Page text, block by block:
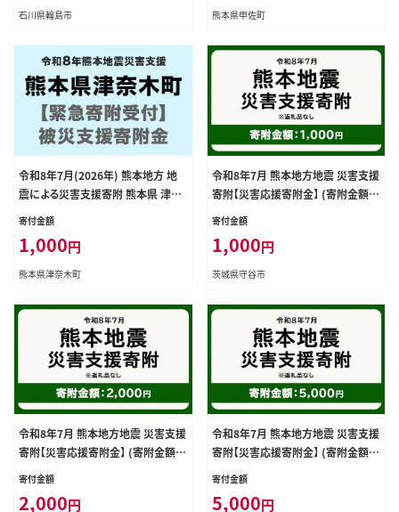
石川県輪島市 熊本県甲佐町
令和8年7月(2026年) 熊本地方 地
震による災害支援寄附 熊本県 津奈
木町（返礼品はありません）---tsuna
gi_sgs_1000_kihu---
寄付金額
1,000円
熊本県津奈木町
令和8年7月 熊本地方地震 災害支援
寄附【災害応援寄附金】 (寄附金額：
1,000円)【返礼品なし】※被災地の
ため、赤い羽根の共同募金会に当災
害の支援金としてお預けします｜ 地
震 災害 復興 支援 寄附 寄付
寄付金額
1,000円
茨城県守谷市
令和8年7月 熊本地方地震 災害支援
寄附【災害応援寄附金】 (寄附金額：
2,000円)【返礼品なし】※被災地の
害の支援金としてお預けします｜ 地
寄付金額
2,000円
令和8年7月 熊本地方地震 災害支援
寄附【災害応援寄附金】 (寄附金額：
5,000円)【返礼品なし】※被災地の
害の支援金としてお預けします｜ 地
寄付金額
5,000円